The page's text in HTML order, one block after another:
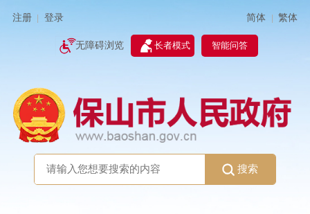
注册 登录 简体 | 繁体
无障碍浏览 长者模式 智能问答
搜索